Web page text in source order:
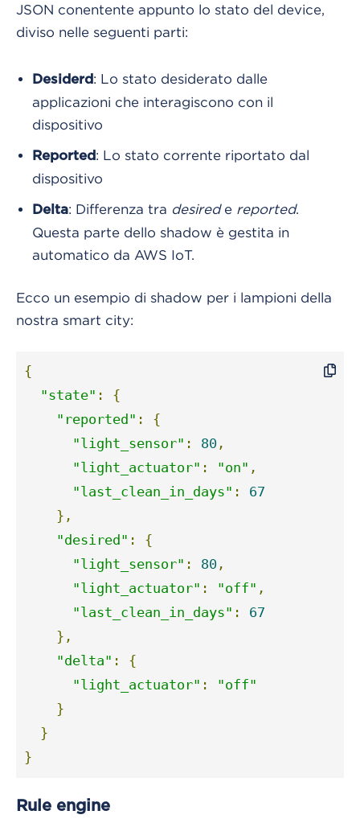
JSON conentente appunto lo stato del device,
diviso nelle seguenti parti:
Desiderd : Lo stato desiderato dalle
applicazioni che interagiscono con il
dispositivo
Reported : Lo stato corrente riportato dal
dispositivo
Delta: Differenza tra desired e reported.
Questa parte dello shadow è gestita in
automatico da AWS IoT.
Ecco un esempio di shadow per i lampioni della
nostra smart city:
{
"state" :
{
"reported" :
{
"light_sensor" : 80 ,
"light_actuator" : "on" ,
"last_clean_in_days" :
67
},
"desired" :
{
"light_sensor" : 80 ,
"light_actuator" : "off" ,
"last_clean_in_days" :
67
},
"delta" :
{
"light_actuator" :
"off"
}
}
}
Rule engine